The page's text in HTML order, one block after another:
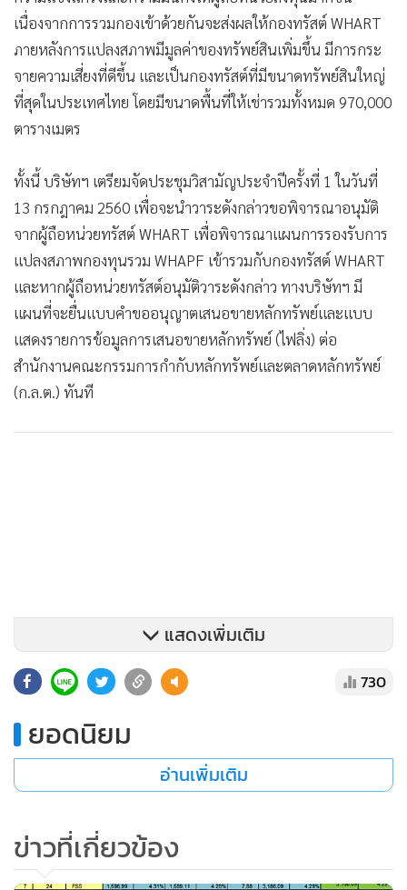
เนื่องจากการรวมกองเข้าด้วยกันจะส่งผลให้กองทรัสต์ WHART
ภายหลังการแปลงสภาพมีมูลค่าของทรัพย์สินเพิ่มขึ้น มีการกระ
จายความเสี่ยงที่ดีขึ้น และเป็นกองทรัสต์ที่มีขนาดทรัพย์สินใหญ่
ที่สุดในประเทศไทย โดยมีขนาดพื้นที่ให้เช่ารวมทั้งหมด 970,000
ตารางเมตร
ทั้งนี้ บริษัทฯ เตรียมจัดประชุมวิสามัญประจำปีครั้งที่ 1 ในวันที่
13 กรกฎาคม 2560 เพื่อจะนำวาระดังกล่าวขอพิจารณาอนุมัติ
จากผู้ถือหน่วยทรัสต์ WHART เพื่อพิจารณาแผนการรองรับการ
แปลงสภาพกองทุนรวม WHAPF เข้ารวมกับกองทรัสต์ WHART
และหากผู้ถือหน่วยทรัสต์อนุมัติวาระดังกล่าว ทางบริษัทฯ มี
แผนที่จะยื่นแบบคำขออนุญาตเสนอขายหลักทรัพย์และแบบ
แสดงรายการข้อมูลการเสนอขายหลักทรัพย์ (ไฟลิ่ง) ต่อ
สำนักงานคณะกรรมการกำกับหลักทรัพย์และตลาดหลักทรัพย์
(ก.ล.ต.) ทันที
“ในฐานะผู้จัดการกองทรัสต์มองว่า อานิสงส์จากการรวมกองทุน
แสดงเพิ่มเติม
730
ยอดนิยม
อ่านเพิ่มเติม
ข่าวที่เกี่ยวข้อง